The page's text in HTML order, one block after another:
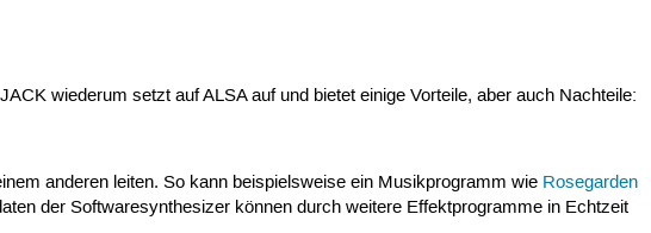
wiederum setzt auf ALSA auf und bietet einige Vorteile, aber auch Nachteile:
anderen leiten. So kann beispielsweise ein Musikprogramm wie Rosegarden
der Softwaresynthesizer können durch weitere Effektprogramme in Echtzeit